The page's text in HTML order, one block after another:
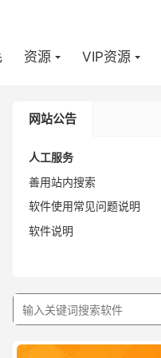
资源 VIP资源
网站公告
人工服务
善用站内搜索
软件使用常见问题说明
软件说明
搜索